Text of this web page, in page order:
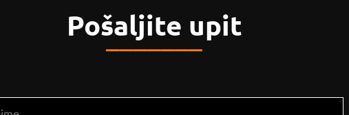
Pošaljite upit
_______